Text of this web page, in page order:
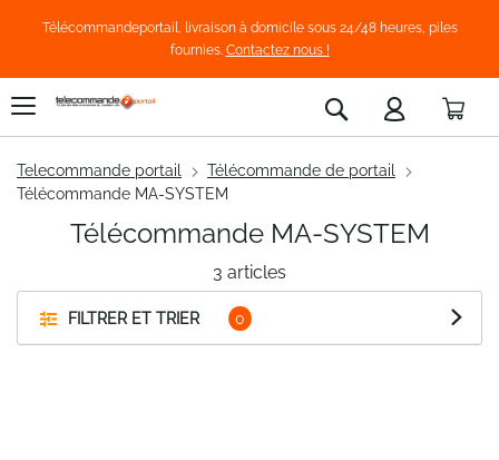
Télécommandeportail, livraison à domicile sous 24/48 heures, piles
fournies. Contactez nous !
Rechercher
Telecommande portail
Télécommande de portail
Télécommande MA-SYSTEM
FILTRER ET TRIER
3 articles
Télécommande MA-SYSTEM